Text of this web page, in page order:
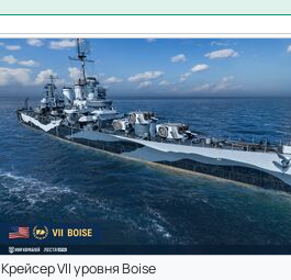
Крейсер VII уровня Boise